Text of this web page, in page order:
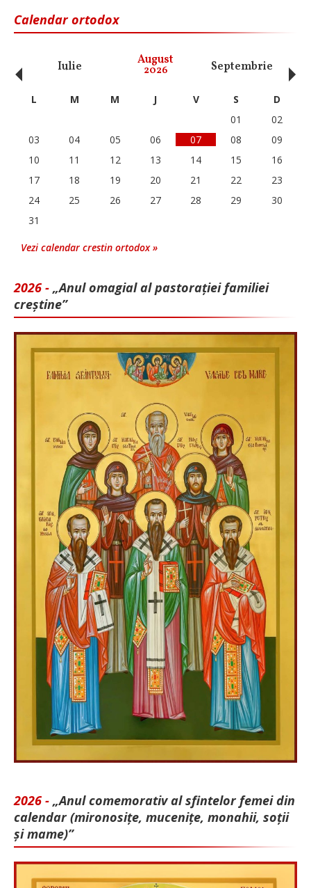
Calendar ortodox
Iulie August
2026 Septembrie
‹ L M M J V S
D
01
02
03
04 05 06 07 08
09
10
11 12 13 14 15
16
17
18 19 20 21 22
23
24
25 26 27 28 29
30
31
Vezi calendar crestin ortodox »
2026 - „Anul omagial al pastorației familiei
creștine”
2026 - „Anul comemorativ al sfintelor femei din
calendar (mironosițe, mu­cenițe, monahii, soții
și mame)”